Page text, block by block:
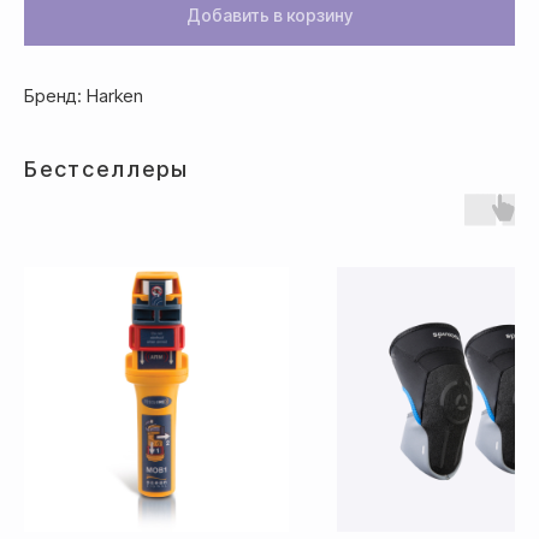
Добавить в корзину
Бренд: Harken
Бестселлеры
либо другим безналичным
Доставка
Доставка товара осуществляется
почтовым сервисом СДЭК: